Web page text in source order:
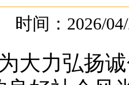
时间：2026/
大力弘扬